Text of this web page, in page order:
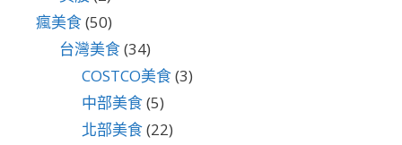
瘋美食(50)
台灣美食(34)
COSTCO美食(3)
中部美食(5)
北部美食(22)